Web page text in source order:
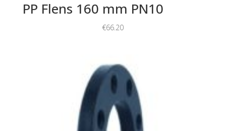
PP Flens 160 mm PN10
€66.20